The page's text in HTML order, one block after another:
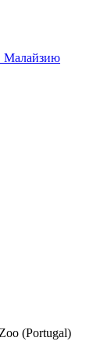
Малайзию
(Portugal)